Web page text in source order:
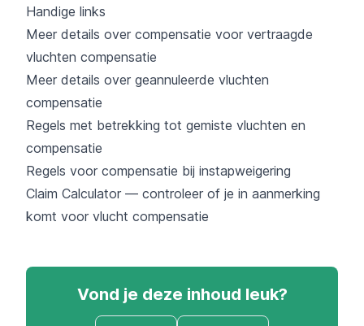
Handige links
Meer details over compensatie voor vertraagde
vluchten compensatie
Meer details over geannuleerde vluchten
compensatie
Regels met betrekking tot gemiste vluchten en
compensatie
Regels voor compensatie bij instapweigering
Claim Calculator — controleer of je in aanmerking
komt voor vlucht compensatie
Vond je deze inhoud leuk?